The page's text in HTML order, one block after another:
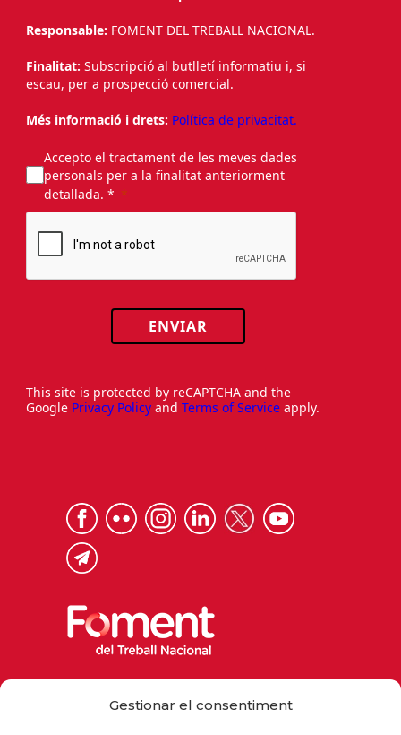
Gestionar el consentiment
Responsable: FOMENT DEL TREBALL NACIONAL.
Finalitat: Subscripció al butlletí informatiu i, si
escau, per a prospecció comercial.
Més informació i drets: Política de privacitat.
Accepto el tractament de les meves dades
personals per a la finalitat anteriorment
detallada. *
ENVIAR
This site is protected by reCAPTCHA and the
Google Privacy Policy and Terms of Service apply.
Via Laietana 32, 08003 Barcelona
Tel. 93 484 12 00